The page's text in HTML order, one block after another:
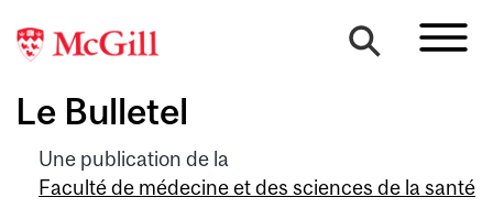
Le Bulletel
Une publication de la
Faculté de médecine et des sciences de la santé